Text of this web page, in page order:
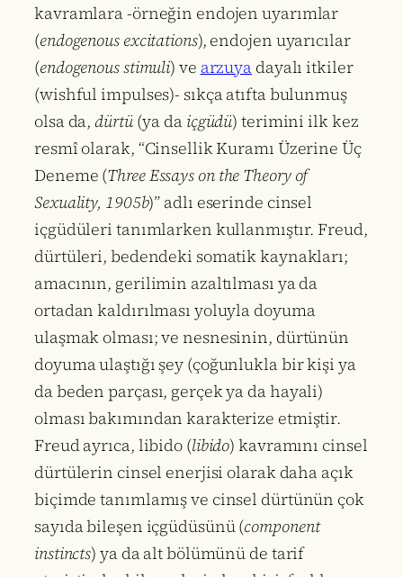
kavramlara -örneğin endojen uyarımlar
(endogenous excitations), endojen uyarıcılar
(endogenous stimuli) ve arzuya dayalı itkiler
(wishful impulses)- sıkça atıfta bulunmuş
olsa da, dürtü(ya da içgüdü) terimini ilk kez
resmî olarak, “Cinsellik Kuramı Üzerine Üç
Deneme (Three Essays on the Theory of
Sexuality, 1905b)” adlı eserinde cinsel
içgüdüleri tanımlarken kullanmıştır. Freud,
dürtüleri, bedendeki somatik kaynakları;
amacının, gerilimin azaltılması ya da
ortadan kaldırılması yoluyla doyuma
ulaşmak olması; ve nesnesinin, dürtünün
doyuma ulaştığı şey (çoğunlukla bir kişi ya
da beden parçası, gerçek ya da hayali)
olması bakımından karakterize etmiştir.
Freud ayrıca, libido (libido) kavramını cinsel
dürtülerin cinsel enerjisi olarak daha açık
biçimde tanımlamış ve cinsel dürtünün çok
sayıda bileşen içgüdüsünü (component
instincts) ya da alt bölümünü de tarif